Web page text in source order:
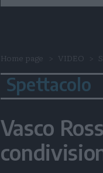
Home page VIDEO
Spettacolo
Vasco